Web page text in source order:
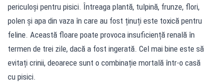
periculoși pentru pisici. Întreaga plantă, tulpină, frunze, flori,
polen și apa din vaza în care au fost ținuți este toxică pentru
feline. Această floare poate provoca insuficiență renală în
termen de trei zile, dacă a fost ingerată. Cel mai bine este să
evitați crinii, deoarece sunt o combinație mortală într-o casă
cu pisici.